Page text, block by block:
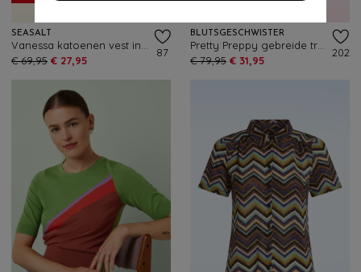
SEASALT
€ 69,95 € 27,95
87
BLUTSGESCHWISTER
€ 79,95 € 31,95
202